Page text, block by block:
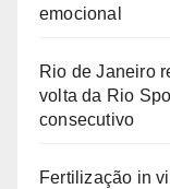
emocional
Rio de Janeiro
volta da Rio
consecutivo
Fertilização in